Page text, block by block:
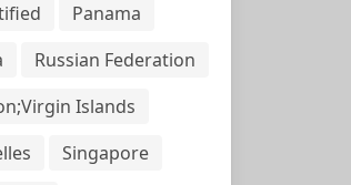
Panama
Russian Federation
Islands
Singapore